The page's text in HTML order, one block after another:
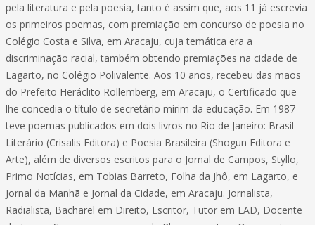
pela literatura e pela poesia, tanto é assim que, aos 11 já escrevia
os primeiros poemas, com premiação em concurso de poesia no
Colégio Costa e Silva, em Aracaju, cuja temática era a
discriminação racial, também obtendo premiações na cidade de
Lagarto, no Colégio Polivalente. Aos 10 anos, recebeu das mãos
do Prefeito Heráclito Rollemberg, em Aracaju, o Certificado que
lhe concedia o título de secretário mirim da educação. Em 1987
teve poemas publicados em dois livros no Rio de Janeiro: Brasil
Literário (Crisalis Editora) e Poesia Brasileira (Shogun Editora e
Arte), além de diversos escritos para o Jornal de Campos, Styllo,
Primo Notícias, em Tobias Barreto, Folha da Jhô, em Lagarto, e
Jornal da Manhã e Jornal da Cidade, em Aracaju. Jornalista,
Radialista, Bacharel em Direito, Escritor, Tutor em EAD, Docente